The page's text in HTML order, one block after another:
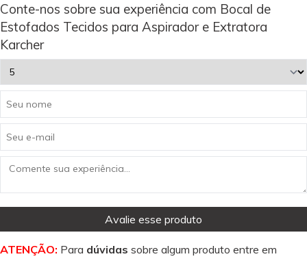
Conte-nos sobre sua experiência com Bocal de
Estofados Tecidos para Aspirador e Extratora
Karcher
Avalie esse produto
ATENÇÃO: Para dúvidas sobre algum produto entre em